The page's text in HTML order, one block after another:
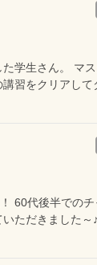
学生さん。 マ
習をクリアして
60代後半でのチ
ただきました～